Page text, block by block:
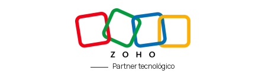
Partner tecnológico